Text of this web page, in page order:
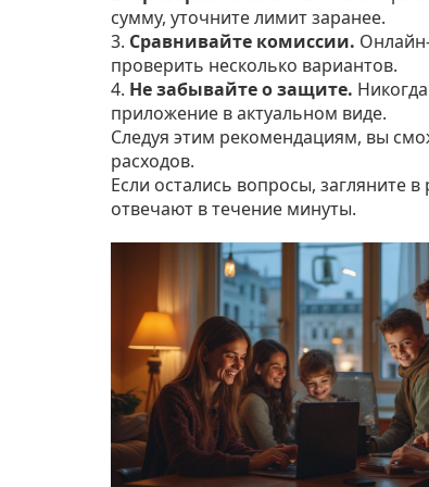
сумму, уточните лимит заранее.
3. Сравнивайте комиссии.
проверить несколько вариантов.
4. Не забывайте о защите.
приложение в актуальном виде.
Следуя этим рекомендациям, вы
расходов.
Если остались вопросы, загляните
отвечают в течение минуты.